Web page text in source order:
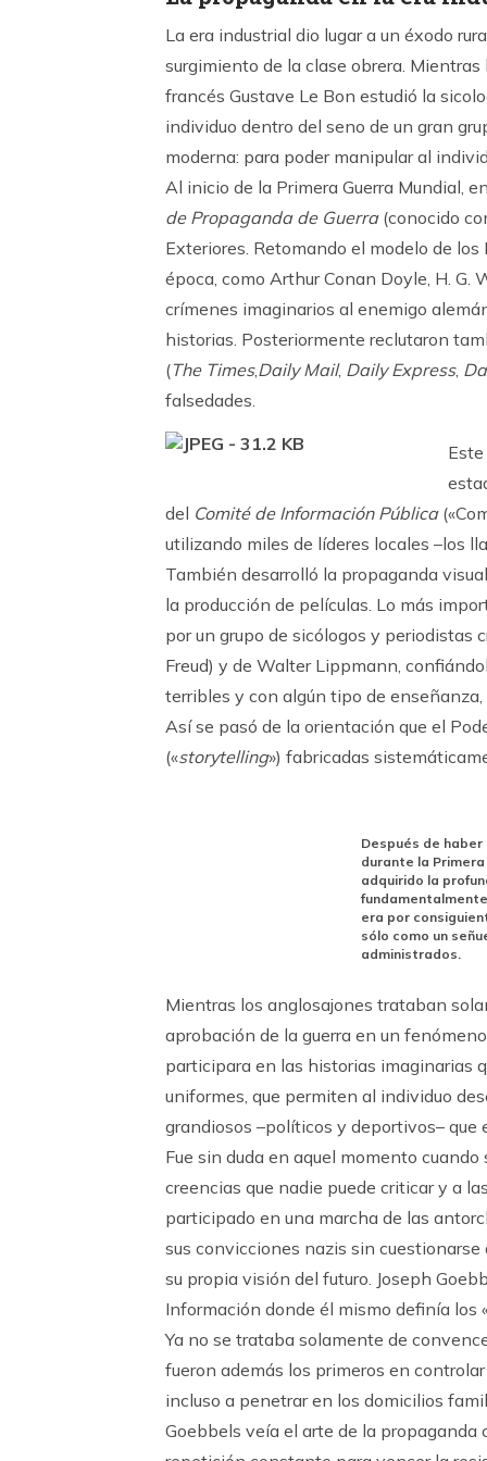
La era industrial dio lugar a un éxodo
surgimiento de la clase obrera. Mientras
francés Gustave Le Bon estudió la
individuo dentro del seno de un gran
moderna: para poder manipular al
Al inicio de la Primera Guerra Mundial,
de Propaganda de Guerra(conocido
Exteriores. Retomando el modelo de
época, como Arthur Conan Doyle, H.
crímenes imaginarios al enemigo
historias. Posteriormente reclutaron
(The Times,Daily Mail, Daily Express,
falsedades.
del Comité de Información Pública
utilizando miles de líderes locales –los
También desarrolló la propaganda
la producción de películas. Lo más
por un grupo de sicólogos y periodistas
Freud) y de Walter Lippmann,
terribles y con algún tipo de
Así se pasó de la orientación que el
(«storytelling») fabricadas
Después de
durante la
adquirido la
era por
sólo como un
administrados.
Mientras los anglosajones trataban
aprobación de la guerra en un
participara en las historias imaginarias
uniformes, que permiten al individuo
grandiosos –políticos y deportivos–
Fue sin duda en aquel momento cuando
creencias que nadie puede criticar y a
participado en una marcha de las
sus convicciones nazis sin
su propia visión del futuro. Joseph
Información donde él mismo definía los
Ya no se trataba solamente de
fueron además los primeros en
incluso a penetrar en los domicilios
Goebbels veía el arte de la